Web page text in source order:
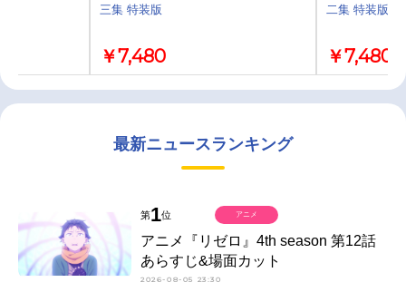
三集 特装版
￥7,480
二集 特装版
￥7,480
最新ニュースランキング
第1位
アニメ『リゼロ』4th season 第12話
あらすじ&場面カット
2026-08-05 23:30
アニメ